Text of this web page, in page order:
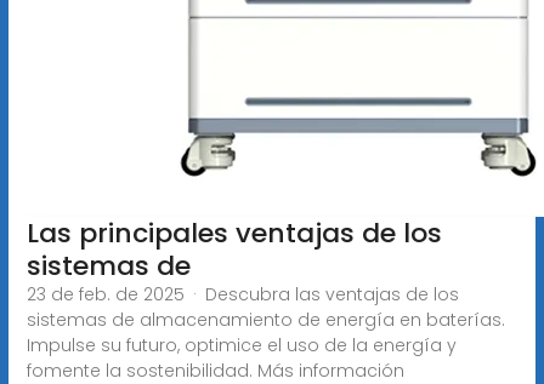
Las principales ventajas de los
sistemas de
23 de feb. de 2025 · Descubra las ventajas de los
sistemas de almacenamiento de energía en baterías.
Impulse su futuro, optimice el uso de la energía y
fomente la sostenibilidad. Más información